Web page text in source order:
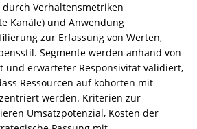
durch Verhaltensmetriken
Kanäle) und Anwendung
zur Erfassung von Werten,
Segmente werden anhand von
und erwarteter Responsivität validiert,
Ressourcen auf kohorten mit
werden. Kriterien zur
Umsatzpotenzial, Kosten der